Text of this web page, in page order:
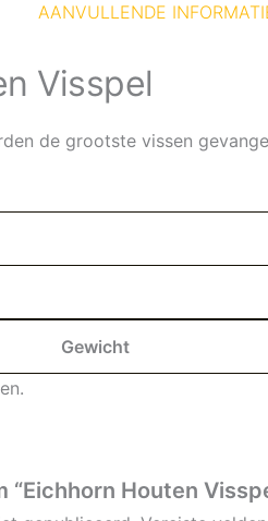
AANVULLENDE
Visspel
de grootste vissen
Gewicht
“Eichhorn Houten